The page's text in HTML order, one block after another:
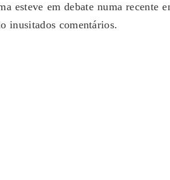
esteve em debate numa recente
inusitados comentários.